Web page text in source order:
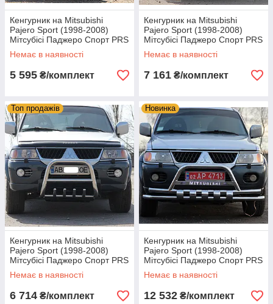
Кенгурник на Mitsubishi
Pajero Sport (1998-2008)
Мітсубісі Паджеро Спорт PRS
Немає в наявності
5 595 ₴/комплект
Кенгурник на Mitsubishi
Pajero Sport (1998-2008)
Мітсубісі Паджеро Спорт PRS
Немає в наявності
7 161 ₴/комплект
Топ продажів
Кенгурник на Mitsubishi
Pajero Sport (1998-2008)
Мітсубісі Паджеро Спорт PRS
Немає в наявності
6 714 ₴/комплект
Новинка
Кенгурник на Mitsubishi
Pajero Sport (1998-2008)
Мітсубісі Паджеро Спорт PRS
Немає в наявності
12 532 ₴/комплект